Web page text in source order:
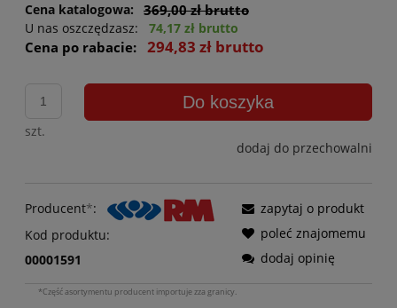
Cena katalogowa: 369,00 zł brutto
U nas oszczędzasz: 74,17 zł brutto
Cena po rabacie: 294,83 zł brutto
szt.
Do koszyka
dodaj do przechowalni
Producent*:
Kod produktu:
00001591
zapytaj o produkt
poleć znajomemu
dodaj opinię
*Część asortymentu producent importuje zza granicy.